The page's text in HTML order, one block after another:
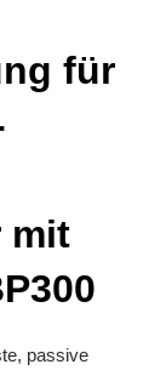
für
mit
passive